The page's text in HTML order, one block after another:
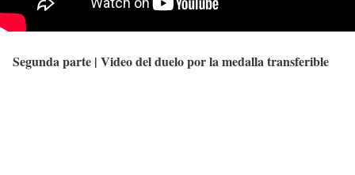
Segunda parte | Video del duelo por la medalla transferible